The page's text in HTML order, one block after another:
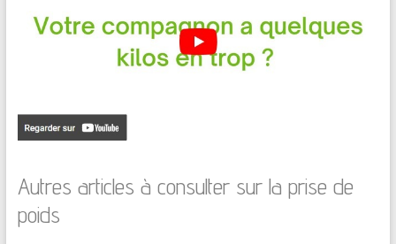
Autres articles à consulter sur la prise de
poids